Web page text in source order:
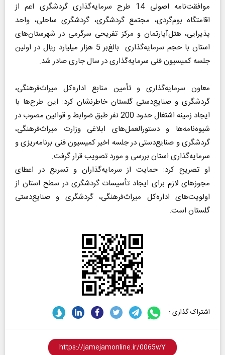
موافقت‌نامه اصولی 14 طرح سرمایه‌گذاری گردشگری اعم از
اقامتگاه بوم‌گردی، مجتمع گردشگری، گردشگری ساحلی، واحد
پذیرایی، هتل‌آپارتمان و مرکز تفریحی سرگرمی در شهرستان‌های
استان با حجم سرمایه‌گذاری بالغ‌بر 5 هزار میلیارد ریال در اولین
جلسه کمیسیون فنی سرمایه‌گذاری در سال جاری صادر شد.
معاون سرمایه‌گذاری و تأمین منابع اداره‌کل میراث‌فرهنگی،
گردشگری و صنایع‌دستی گلستان خاطرنشان کرد: این طرح‌ها با
ایجاد زمینه اشتغال حدود 200 نفر طبق ضوابط و قوانین مصوب در
شیوه‌نامه‌ها و دستورالعمل‌های ابلاغی وزارت میراث‌فرهنگی،
گردشگری و صنایع‌دستی در جلسه اخیر کمیسیون فنی برنامه‌ریزی و
سرمایه‌گذاری استان بررسی و مورد تصویب قرار گرفت.
او تصریح کرد: حمایت از سرمایه‌گذاران و تسریع در اعطای
مجوزهای لازم برای ایجاد تأسیسات گردشگری در سطح استان از
اولویت‌های اداره‌کل میراث‌فرهنگی، گردشگری و صنایع‌دستی
گلستان است.
اشتراک گذاری :